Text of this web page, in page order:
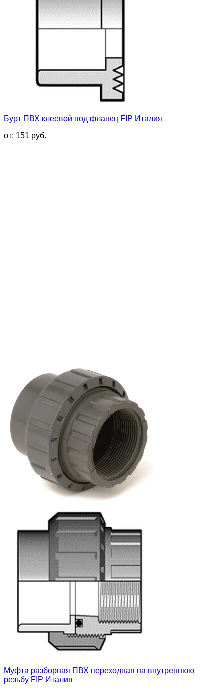
Бурт ПВХ клеевой под фланец FIP Италия
от: 151 руб.
Муфта разборная ПВХ переходная на внутреннюю
резьбу FIP Италия